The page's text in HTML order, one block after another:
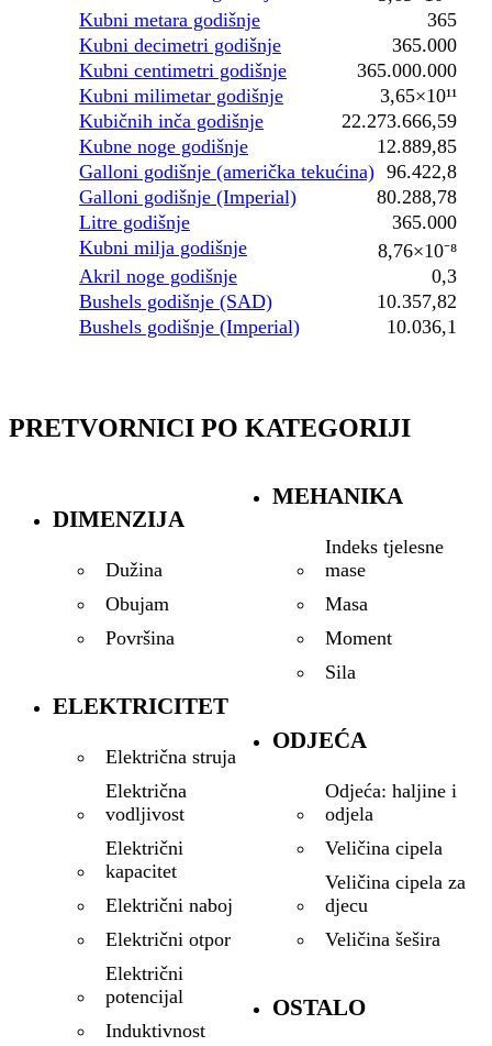
Kubni metara godišnje
365
Kubni decimetri godišnje
365.000
Kubni centimetri godišnje
365.000.000
Kubni milimetar godišnje
3,65×10¹¹
Kubičnih inča godišnje
22.273.666,59
Kubne noge godišnje
12.889,85
Galloni godišnje (američka tekućina) 96.422,8
Galloni godišnje (Imperial)
80.288,78
Litre godišnje
365.000
Kubni milja godišnje
8,76×10⁻⁸
Akril noge godišnje
0,3
Bushels godišnje (SAD)
10.357,82
Bushels godišnje (Imperial)
10.036,1
PRETVORNICI PO KATEGORIJI
DIMENZIJA
Dužina
Obujam
Površina
ELEKTRICITET
Električna struja
Električna
vodljivost
Električni
kapacitet
Električni naboj
Električni otpor
Električni
potencijal
Induktivnost
MEHANIKA
Indeks tjelesne
mase
Masa
Moment
Sila
ODJEĆA
Odjeća: haljine i
odjela
Veličina cipela
Veličina cipela za
djecu
Veličina šešira
OSTALO